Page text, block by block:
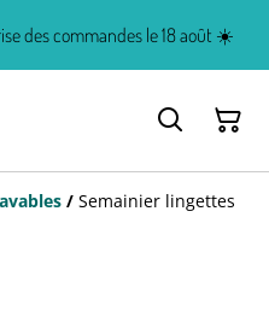
des commandes le 18 août ☀️
/ Semainier lingettes